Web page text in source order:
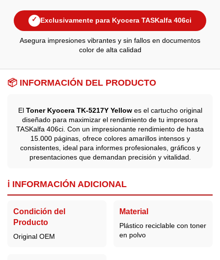
✓ Exclusivamente para Kyocera TASKalfa 406ci
Asegura impresiones vibrantes y sin fallos en documentos
color de alta calidad
📦 INFORMACIÓN DEL PRODUCTO
El Toner Kyocera TK-5217Y Yellowes el cartucho original
diseñado para maximizar el rendimiento de tu impresora
TASKalfa 406ci. Con un impresionante rendimiento de hasta
15.000 páginas, ofrece colores amarillos intensos y
consistentes, ideal para informes profesionales, gráficos y
presentaciones que demandan precisión y vitalidad.
ℹ️ INFORMACIÓN ADICIONAL
Condición del
Producto
Original OEM
Material
Plástico reciclable con toner
en polvo